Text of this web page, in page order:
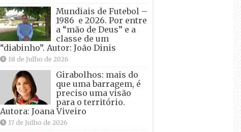
Mundiais de Futebol –
1986 e 2026. Por entre
a “mão de Deus” e a
classe de um
“diabinho”. Autor: João Dinis
18 de Julho de 2026
Girabolhos: mais do
que uma barragem, é
preciso uma visão
para o território.
Autora: Joana Viveiro
17 de Julho de 2026